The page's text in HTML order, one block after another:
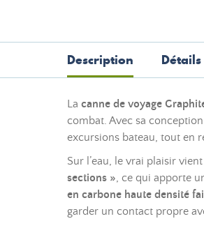
Description
La canne de voyage
combat. Avec sa conception
excursions bateau, tout en
Sur l’eau, le vrai plaisir
sections », ce qui apporte
en carbone haute densité
garder un contact propre